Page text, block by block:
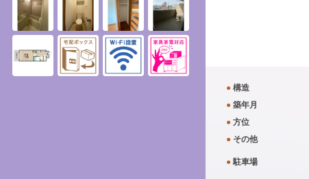
● 構造
● 築年月
● 方位
● その他
●駐車場